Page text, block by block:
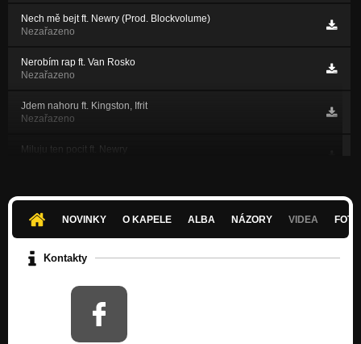
Nech mě bejt ft. Newry (Prod. Blockvolume)
Nezařazeno
Nerobím rap ft. Van Rosko
Nezařazeno
Jdem nahoru ft. Kingston, Ifrit
Nezařazeno
Miluju ten pocit ft. Newry
Moje game (Prod. Yegedamusic)
Nezařazeno
Nezařazeno
Můj Plán (prod. 2deep)
Nezařazeno
NOVINKY O KAPELE ALBA NÁZORY VIDEA
Kontakty